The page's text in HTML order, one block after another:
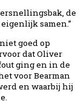
de
samen.”
goed op
dat Oliver
ging en in de
voor Bearman
en waarbij hij